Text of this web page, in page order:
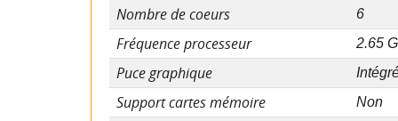
Nombre de coeurs 6
Fréquence processeur 2.65
Puce graphique
Support cartes mémoire Non